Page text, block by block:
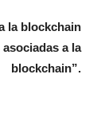
la blockchain
a la
blockchain”.